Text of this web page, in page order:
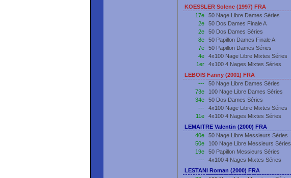
KOESSLER Solene (1997) FRA
17e
50 Nage Libre Dames Séries
2e 50 Dos Dames Finale A
2e 50 Dos Dames Séries
8e 50 Papillon Dames Finale A
7e 50 Papillon Dames Séries
4e 4x100 Nage Libre Mixtes Séries
1er 4x100 4 Nages Mixtes Séries
LEBOIS Fanny (2001) FRA
---
50 Nage Libre Dames Séries
73e 100 Nage Libre Dames Séries
34e 50 Dos Dames Séries
--- 4x100 Nage Libre Mixtes Séries
11e 4x100 4 Nages Mixtes Séries
LEMAITRE Valentin (2000) FRA
40e
50 Nage Libre Messieurs Séries
50e 100 Nage Libre Messieurs Séries
19e 50 Papillon Messieurs Séries
--- 4x100 4 Nages Mixtes Séries
LESTANI Roman (2000) FRA